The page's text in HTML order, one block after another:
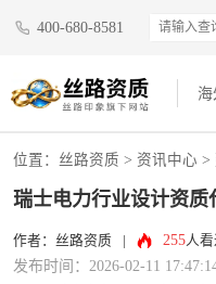
400-680-8581
位置： 丝路资质 > 资讯中心 >
瑞士电力行业设计资质
作者：丝路资质 255人看
发布时间：2026-02-11